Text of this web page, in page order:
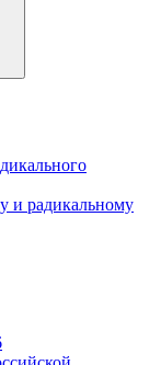
и радикальному